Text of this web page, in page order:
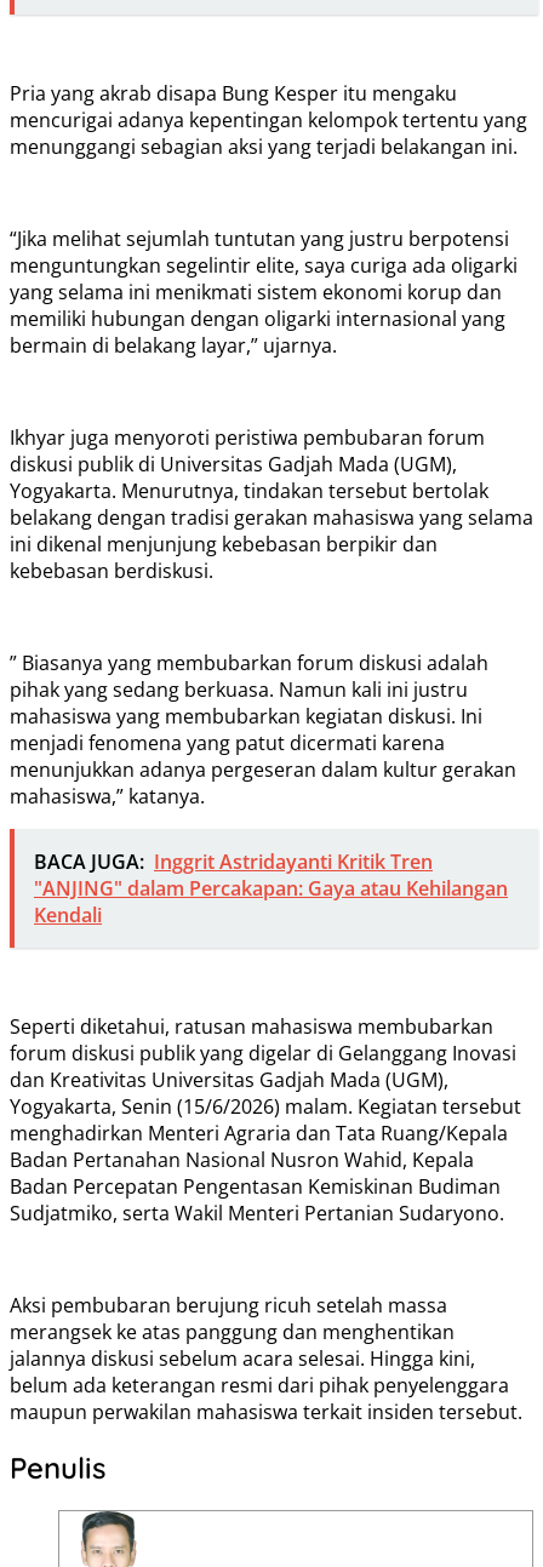
Pria yang akrab disapa Bung Kesper itu mengaku
mencurigai adanya kepentingan kelompok tertentu yang
menunggangi sebagian aksi yang terjadi belakangan ini.
“Jika melihat sejumlah tuntutan yang justru berpotensi
menguntungkan segelintir elite, saya curiga ada oligarki
yang selama ini menikmati sistem ekonomi korup dan
memiliki hubungan dengan oligarki internasional yang
bermain di belakang layar,” ujarnya.
Ikhyar juga menyoroti peristiwa pembubaran forum
diskusi publik di Universitas Gadjah Mada (UGM),
Yogyakarta. Menurutnya, tindakan tersebut bertolak
belakang dengan tradisi gerakan mahasiswa yang selama
ini dikenal menjunjung kebebasan berpikir dan
kebebasan berdiskusi.
” Biasanya yang membubarkan forum diskusi adalah
pihak yang sedang berkuasa. Namun kali ini justru
mahasiswa yang membubarkan kegiatan diskusi. Ini
menjadi fenomena yang patut dicermati karena
menunjukkan adanya pergeseran dalam kultur gerakan
mahasiswa,” katanya.
BACA JUGA: Inggrit Astridayanti Kritik Tren
"ANJING" dalam Percakapan: Gaya atau Kehilangan
Kendali
Seperti diketahui, ratusan mahasiswa membubarkan
forum diskusi publik yang digelar di Gelanggang Inovasi
dan Kreativitas Universitas Gadjah Mada (UGM),
Yogyakarta, Senin (15/6/2026) malam. Kegiatan tersebut
menghadirkan Menteri Agraria dan Tata Ruang/Kepala
Badan Pertanahan Nasional Nusron Wahid, Kepala
Badan Percepatan Pengentasan Kemiskinan Budiman
Sudjatmiko, serta Wakil Menteri Pertanian Sudaryono.
Aksi pembubaran berujung ricuh setelah massa
merangsek ke atas panggung dan menghentikan
jalannya diskusi sebelum acara selesai. Hingga kini,
belum ada keterangan resmi dari pihak penyelenggara
maupun perwakilan mahasiswa terkait insiden tersebut.
Penulis